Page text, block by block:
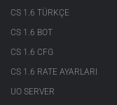
CS 1.6 TÜRKÇE
CS 1.6 BOT
CS 1.6 CFG
CS 1.6 RATE AYARLARI
UO SERVER